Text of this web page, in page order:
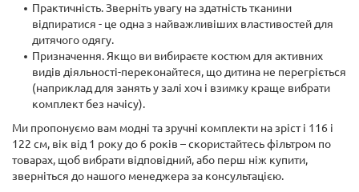
Практичність. Зверніть увагу на здатність тканини
відпиратися - це одна з найважливіших властивостей для
дитячого одягу.
Призначення. Якщо ви вибираєте костюм для активних
видів діяльності-переконайтеся, що дитина не перегріється
(наприклад для занять у залі хоч і взимку краще вибрати
комплект без начісу).
Ми пропонуємо вам модні та зручні комплекти на зріст і 116 і
122 см, вік від 1 року до 6 років – скористайтесь фільтром по
товарах, щоб вибрати відповідний, або перш ніж купити,
зверніться до нашого менеджера за консультацією.